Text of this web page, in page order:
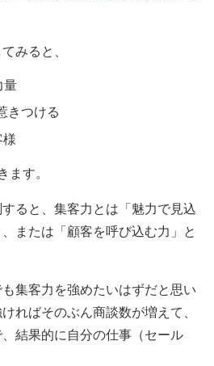
みると、
量
きつける
様
ます。
ると、集客力とは「魅力で見込
または「顧客を呼び込む力」と
集客力を強めたいはずだと思い
ればそのぶん商談数が増えて、
結果的に自分の仕事（セール